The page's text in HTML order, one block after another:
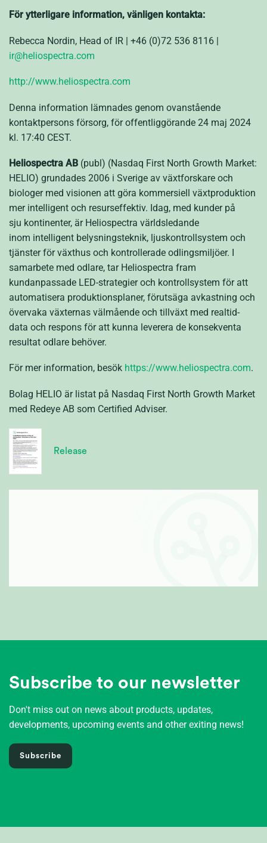
För ytterligare information, vänligen kontakta:
Rebecca Nordin, Head of IR | +46 (0)72 536 8116 |
ir@heliospectra.com
http://www.heliospectra.com
Denna information lämnades genom ovanstående
kontaktpersons försorg, för offentliggörande 24 maj 2024
kl. 17:40 CEST.
Heliospectra AB (publ) (Nasdaq First North Growth Market:
HELIO) grundades 2006 i Sverige av växtforskare och
biologer med visionen att göra kommersiell växtproduktion
mer intelligent och resurseffektiv. Idag, med kunder på
sju kontinenter, är Heliospectra världsledande
inom intelligent belysningsteknik, ljuskontrollsystem och
tjänster för växthus och kontrollerade odlingsmiljöer. I
samarbete med odlare, tar Heliospectra fram
kundanpassade LED-strategier och kontrollsystem för att
automatisera produktionsplaner, förutsäga avkastning och
övervaka växternas välmående och tillväxt med realtid-
data och respons för att kunna leverera de konsekventa
resultat odlare behöver.
För mer information, besök https://www.heliospectra.com.
Bolag HELIO är listat på Nasdaq First North Growth Market
med Redeye AB som Certified Adviser.
Release
Subscribe to our newsletter
Don't miss out on news about products, updates,
developments, upcoming events and other exiting news!
Subscribe